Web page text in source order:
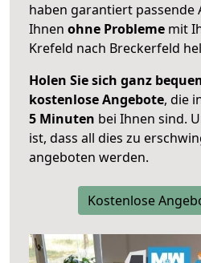
haben garantiert passende
Ihnen ohne Probleme mit
Krefeld nach Breckerfeld
Holen Sie sich ganz
kostenlose Angebote, die
5 Minuten bei Ihnen sind.
ist, dass all dies zu
angeboten werden.
Kostenlose